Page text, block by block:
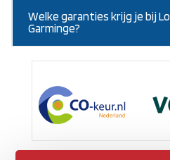
Welke garanties krijg je bij
Garminge?